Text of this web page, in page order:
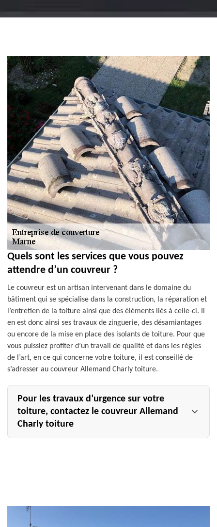
et PVC 51
Quels sont les services que vous pouvez
attendre d’un couvreur ?
Le couvreur est un artisan intervenant dans le domaine du
bâtiment qui se spécialise dans la construction, la réparation et
l’entretien de la toiture ainsi que des éléments liés à celle-ci. Il
en est donc ainsi ses travaux de zinguerie, des désamiantages
ou encore de la mise en place des isolants de toiture. Pour que
vous puissiez profiter d’un travail de qualité et dans les règles
de l’art, en ce qui concerne votre toiture, il est conseillé de
s’adresser au couvreur Allemand Charly toiture.
Pour les travaux d’urgence sur votre
toiture, contactez le couvreur Allemand
Charly toiture